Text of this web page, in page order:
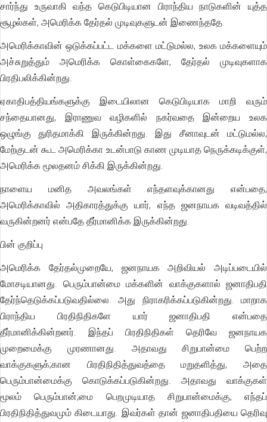
சார்ந்து உருவாகி வந்த கெடுபிடியான பிராந்திய நாடுகளின் யுத்த
சூழல்கள், அமெரிக்க தேர்தல் முடிவுகளுடன் இணைந்ததே.
அமெரிக்காவின் ஒடுக்கப்பட்ட மக்களை மட்டுமல்ல, உலக மக்களையும்
அச்சுறுத்தும் அமெரிக்க கொள்கைகளே, தேர்தல் முடிவுகளாக
பிரதிபலிக்கின்றது.
ஏகாதிபத்தியங்களுக்கு இடையிலான கெடுபிடியாக மாறி வரும்
சந்தையானது, இராணுவ வழிகளில் நகர்வதை இன்றைய உலக
ஒழுங்கு துரிதமாக்கி இருக்கின்றது. இது சீனாவுடன் மட்டுமல்ல,
மேற்குடன் கூட அமெரிக்கா உடன்பாடு காண முடியாத நெருக்கடிக்குள்,
அமெரிக்க மூலதனம் சிக்கி இருக்கின்றது.
நாளைய மனித அவலங்கள் எந்தளவுக்கானது என்பதை,
அமெரிக்காவில் அதிகாரத்துக்கு யார், எந்த ஜனநாயக வடிவத்தில்
வருகின்றனர் என்பதே தீர்மானிக்க இருக்கின்றது.
பின் குறிப்பு
அமெரிக்க தேர்தல்முறையே, ஜனநாயக அறிவியல் அடிப்படையில்
மோசடியானது. பெரும்பான்மை மக்களின் வாக்குகளால் ஜனாதிபதி
தேர்ந்தெடுக்கப்படுவதில்லை. அது நிராகரிக்கப்படுகின்றது. மாறாக
பிராந்திய பிரதிநிதிகளே யார் ஜனாதிபதி என்பதை
தீர்மானிக்கின்றனர். இந்தப் பிரதிநிதிகள் தெரிவே ஜனநாயக
முறைமைக்கு முரணானது. அதாவது சிறுபான்மை பெற்ற
வாக்குகளுக்;கான பிரதிநிதித்துவத்தை மறுதளித்து, அதை
பெரும்பான்மைக்கு கொடுக்கப்படுகின்றது. அதாவது வாக்குகள்
மூலம் பெரும்பான்;மை பெறமுடியாத சிறுபான்மைக்கு, எந்தப்
பிரதிநிதித்துவமும் கிடையாது. இவர்கள் தான் ஜனாதிபதியை தெரிவு